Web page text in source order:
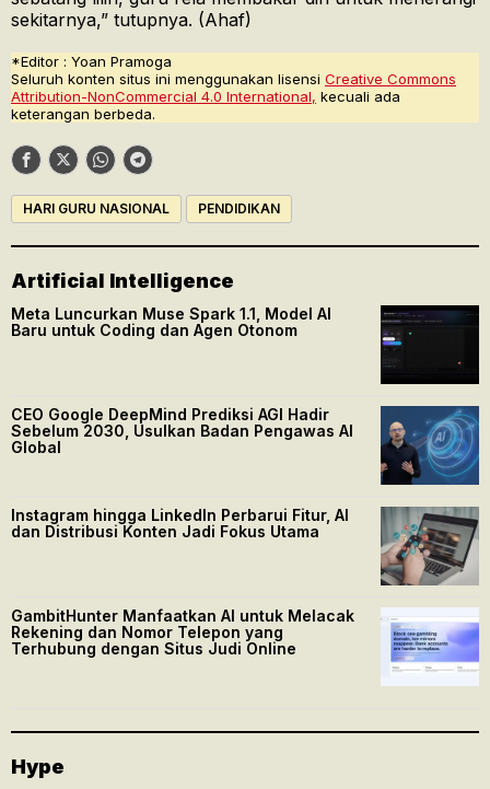
sekitarnya,” tutupnya. (Ahaf)
*Editor : Yoan Pramoga
Seluruh konten situs ini menggunakan lisensi Creative Commons
Attribution-NonCommercial 4.0 International, kecuali ada
keterangan berbeda.
HARI GURU NASIONAL PENDIDIKAN
Artificial Intelligence
Meta Luncurkan Muse Spark 1.1, Model AI
Baru untuk Coding dan Agen Otonom
CEO Google DeepMind Prediksi AGI Hadir
Sebelum 2030, Usulkan Badan Pengawas AI
Global
Instagram hingga LinkedIn Perbarui Fitur, AI
dan Distribusi Konten Jadi Fokus Utama
GambitHunter Manfaatkan AI untuk Melacak
Rekening dan Nomor Telepon yang
Terhubung dengan Situs Judi Online
Hype